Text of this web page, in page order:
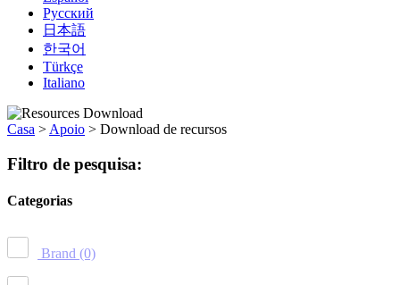
Русский
日本語
한국어
Türkçe
Italiano
Casa > Apoio > Download de recursos
Filtro de pesquisa:
Categorias
Brand (0)